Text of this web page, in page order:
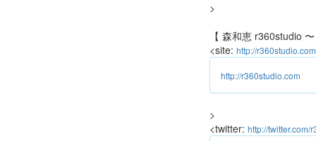
>
【 森和恵 r360studio
<site: http://r360studio.com
http://r360studio.com
>
<twitter: http://twitter.com/